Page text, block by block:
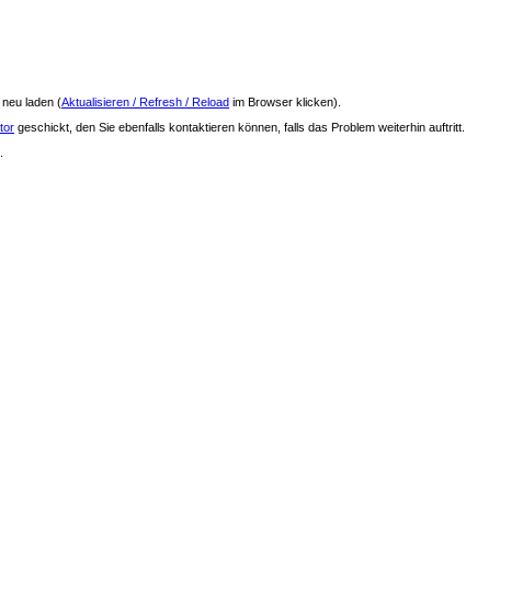
laden (Aktualisieren / Refresh / Reload im Browser klicken).
geschickt, den Sie ebenfalls kontaktieren können, falls das Problem weiterhin auftritt.